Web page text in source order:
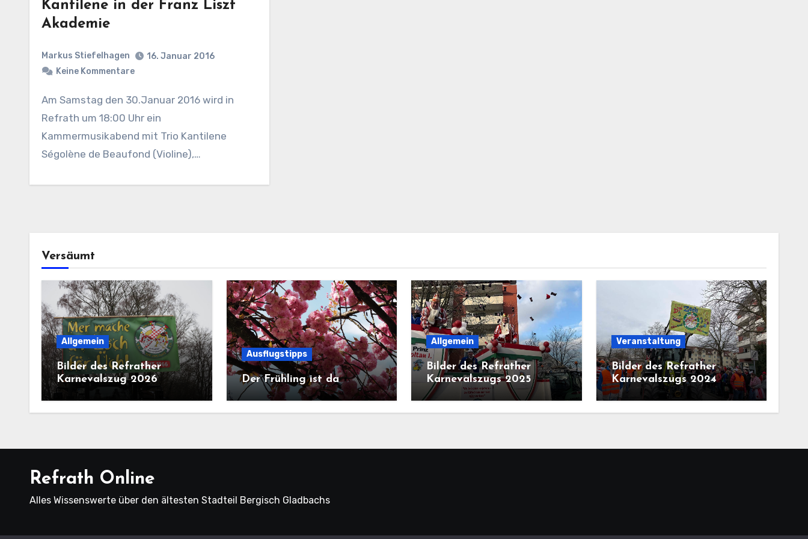
Kantilene in der Franz Liszt
Akademie
Markus Stiefelhagen
16. Januar 2016
Keine Kommentare
Am Samstag den 30.Januar 2016 wird in
Refrath um 18:00 Uhr ein
Kammermusikabend mit Trio Kantilene
Ségolène de Beaufond (Violine),…
Versäumt
Allgemein
Bilder des Refrather
Karnevalszug 2026
Ausflugstipps
Der Frühling ist da
Allgemein
Bilder des Refrather
Karnevalszugs 2025
Veranstaltung
Bilder des Refrather
Karnevalszugs 2024
Refrath Online
Alles Wissenswerte über den ältesten Stadteil Bergisch Gladbachs